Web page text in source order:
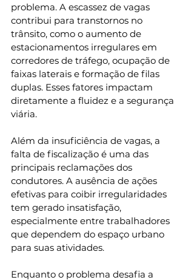
problema. A escassez de vagas
contribui para transtornos no
trânsito, como o aumento de
estacionamentos irregulares em
corredores de tráfego, ocupação de
faixas laterais e formação de filas
duplas. Esses fatores impactam
diretamente a fluidez e a segurança
viária.
Além da insuficiência de vagas, a
falta de fiscalização é uma das
principais reclamações dos
condutores. A ausência de ações
efetivas para coibir irregularidades
tem gerado insatisfação,
especialmente entre trabalhadores
que dependem do espaço urbano
para suas atividades.
Enquanto o problema desafia a